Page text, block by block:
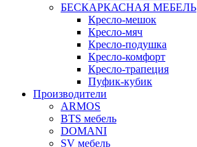
БЕСКАРКАСНАЯ МЕБЕЛЬ
Кресло-мешок
Кресло-мяч
Кресло-подушка
Кресло-комфорт
Кресло-трапеция
Пуфик-кубик
Производители
ARMOS
BTS мебель
DOMANI
SV мебель